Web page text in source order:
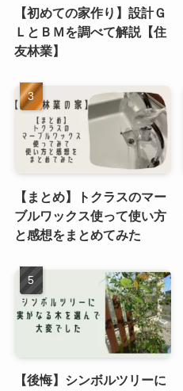
【初めての家作り】設計Ｇ
ＬとＢＭを調べて解説【住
友林業】
【まとめ】トクラスのマー
ブルワックス使って使い方
と感想をまとめてみた
【後悔】シンボルツリーに